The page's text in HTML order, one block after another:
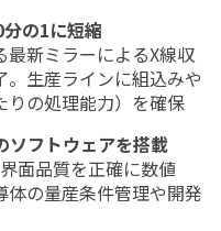
の1に短縮
新ミラーによるX線収
生産ラインに組込みや
りの処理能力）を確保
ソフトウェアを搭載
面品質を正確に数値
の量産条件管理や開発